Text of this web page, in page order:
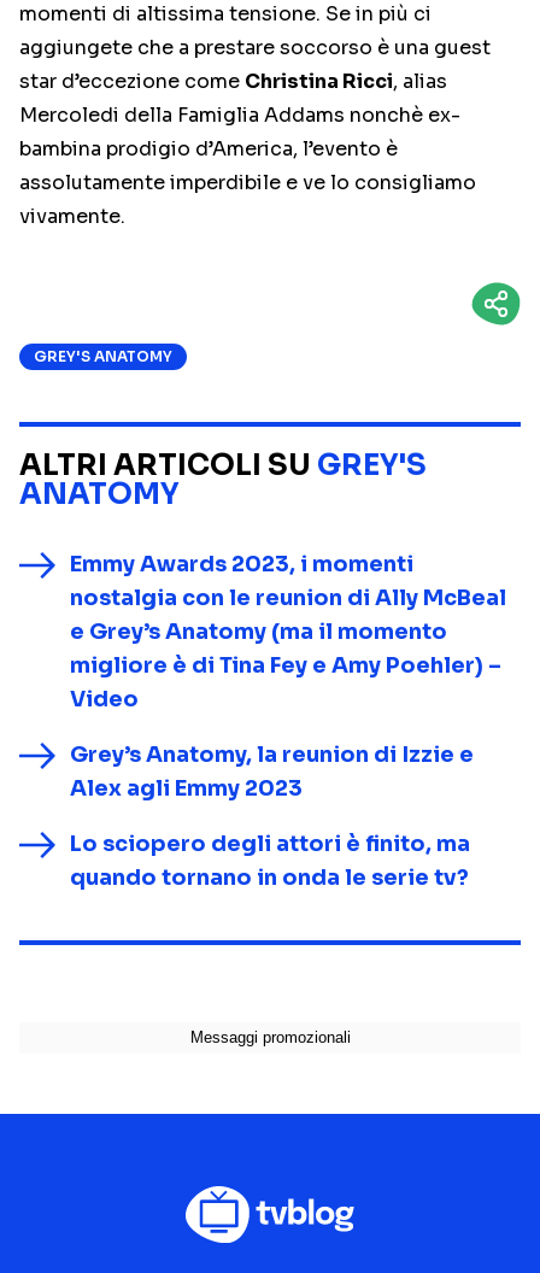
momenti di altissima tensione. Se in più ci
aggiungete che a prestare soccorso è una guest
star d’eccezione come Christina Ricci, alias
Mercoledi della Famiglia Addams nonchè ex-
bambina prodigio d’America, l’evento è
assolutamente imperdibile e ve lo consigliamo
vivamente.
GREY'S ANATOMY
ALTRI ARTICOLI SU GREY'S
ANATOMY
Emmy Awards 2023, i momenti
nostalgia con le reunion di Ally McBeal
e Grey’s Anatomy (ma il momento
migliore è di Tina Fey e Amy Poehler) –
Video
Grey’s Anatomy, la reunion di Izzie e
Alex agli Emmy 2023
Lo sciopero degli attori è finito, ma
quando tornano in onda le serie tv?